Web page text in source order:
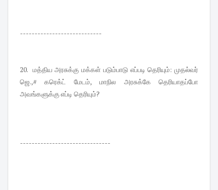
----------------------------
20. மத்திய அரசுக்கு மக்கள் படும்பாடு எப்படி தெரியும்: முதல்வர்
ஜெ.,# கரெக்ட் மேடம், மாநில அரசுக்கே தெரியாதப்போ
அவங்களுக்கு எப்டி தெரியும்?
-------------------------------